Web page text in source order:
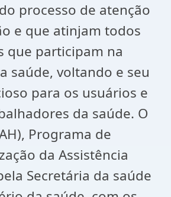
processo de atenção
e que atinjam todos
que participam na
saúde, voltando e seu
para os usuários e
da saúde. O
Programa de
da Assistência
Secretária da saúde